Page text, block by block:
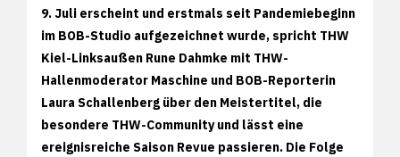
9. Juli erscheint und erstmals seit Pandemiebeginn
im BOB-Studio aufgezeichnet wurde, spricht THW
Kiel-Linksaußen Rune Dahmke mit THW-
Hallenmoderator Maschine und BOB-Reporterin
Laura Schallenberg über den Meistertitel, die
besondere THW-Community und lässt eine
ereignisreiche Saison Revue passieren. Die Folge